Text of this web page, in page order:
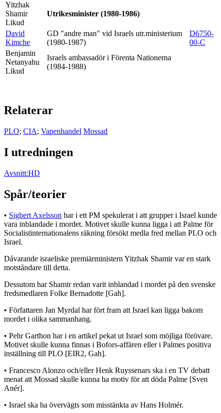
Yitzhak
Shamir
Likud
Utrikesminister (1980-1986)
David
Kimche
GD "andre man" vid Israels utr.ministerium
(1980-1987)
D6750-
00-C
Benjamin
Netanyahu
Likud
Israels ambassadör i Förenta Nationerna
(1984-1988)
Relaterar
PLO; CIA; Vapenhandel Mossad
I utredningen
Avsnitt:HD
Spår/teorier
• Sigbert Axelsson har i ett PM spekulerat i att grupper i Israel kunde
vara inblandade i mordet. Motivet skulle kunna ligga i att Palme för
Socialistinternationalens räkning försökt medla fred mellan PLO och
Israel.
Dåvarande israeliske premiärministern Yitzhak Shamir var en stark
motståndare till detta.
Dessutom har Shamir redan varit inblandad i mordet på den svenske
fredsmedlaren Folke Bernadotte [Gah].
• Författaren Jan Myrdal har fört fram att Israel kan ligga bakom
mordet i olika sammanhang.
• Pehr Garthon har i en artikel pekat ut Israel som möjliga förövare.
Motivet skulle kunna finnas i Bofors-affären eller i Palmes positiva
inställning till PLO [EIR2, Gah].
• Francesco Alonzo och/eller Henk Ruyssenars ska i en TV debatt
menat att Mossad skulle kunna ha motiv för att döda Palme [Sven
Anér].
• Israel ska ha övervägts som misstänkta av Hans Holmér.